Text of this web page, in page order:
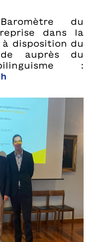
du
dans la
à disposition du
auprès du
: